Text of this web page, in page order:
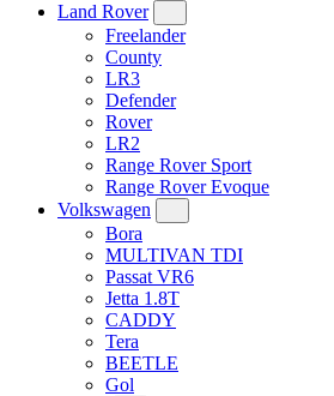
Land Rover
Freelander
County
LR3
Defender
Rover
LR2
Range Rover Sport
Range Rover Evoque
Volkswagen
Bora
MULTIVAN TDI
Passat VR6
Jetta 1.8T
CADDY
Tera
BEETLE
Gol